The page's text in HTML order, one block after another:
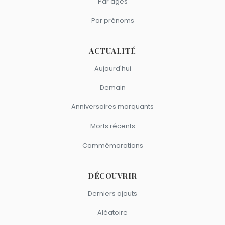
Par prénoms
ACTUALITÉ
Aujourd'hui
Demain
Anniversaires marquants
Morts récents
Commémorations
DÉCOUVRIR
Derniers ajouts
Aléatoire